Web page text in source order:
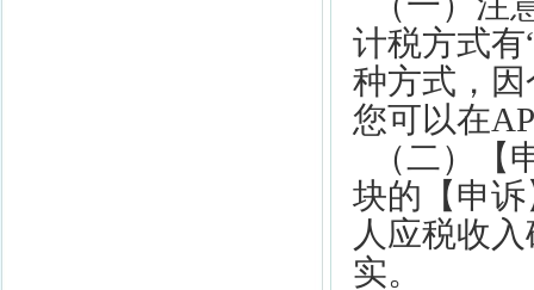
计税方式有
种方式，
您可以在
（二）
块的【申
人应税收
实。